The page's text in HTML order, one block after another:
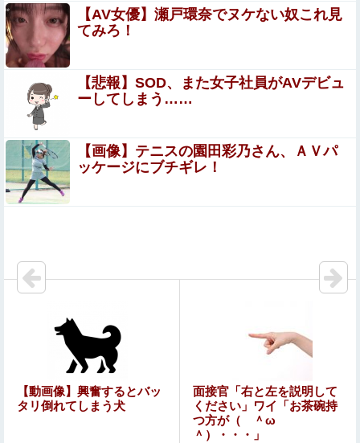
【ドラマ】中学聖日記を語ろう！
暴力行為法違反の疑いで、毎日新聞記者を逮捕
【動画】 じゅぼぼぼ！え！これが芸能人のフｏラだ、綺麗
な顔とお口でこんなことしているだ 笑
【工ロ注意】 セッ〇スセミナーを開くこの人妻、工ッ
チすぎだろｗｗｗｗｗｗｗ
【画像】坂道女子のバスト一覧ｗｗｗｗｗｗｗｗｗｗｗｗ
福戸あやアナ 脇チラ見え！！
【閲覧注意】お願いだからフェイクであってほしいこの女
児の動画、本物だった…
ケガが多かったプロ野球選手※多村仁志禁止他
【画像】 どえらい乳のJSが発見される
【AV女優】瀬戸環奈でヌケない奴これ見
てみろ！
【悲報】SOD、また女子社員がAVデビュ
ーしてしまう……
【画像】テニスの園田彩乃さん、ＡＶパ
ッケージにブチギレ！
【動画像】興奮するとバッ
タリ倒れてしまう犬
面接官「右と左を説明して
ください」ワイ「お茶碗持
つ方が（ ＾ω
＾）・・・」